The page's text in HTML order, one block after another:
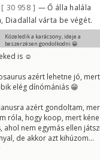
30 958
— Ő álla halála
Diadallal várta be végét.
Közeledik a karácsony, ideje a
beszerzésen gondolkodni 😀
Gyerekeknek:
Catan telepesei junior
Nagyobbaknak:
Kingdomino
A nyugati királyság
építőmesterei/lovagjai/várgrófjai
Jaipur
Splendor
is ☺️
azért lehetne jó,
elég dínómániás 😁
azért gondoltam,
róla, hogy koop, mert
ahol nem egymás ellen
de akkor azt kihúzom...